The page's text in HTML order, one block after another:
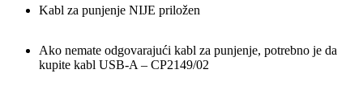
Kabl za punjenje NIJE priložen
Ako nemate odgovarajući kabl za punjenje, potrebno je da
kupite kabl USB-A – CP2149/02